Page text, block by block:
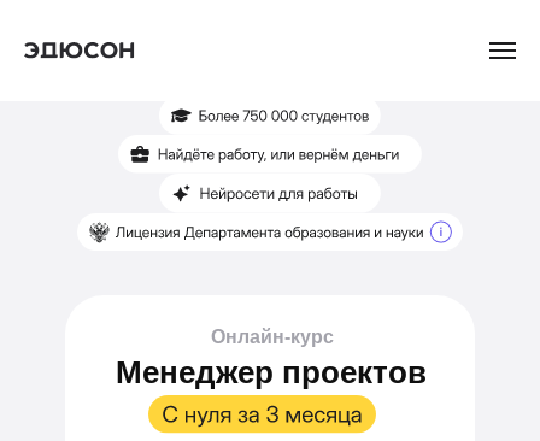
Менеджер проектов
Онлайн-курс